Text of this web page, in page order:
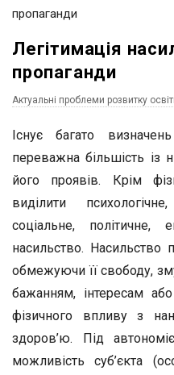
пропаганди
Легітимація
пропаганди
Актуальні проблеми розвитку
Існує багато
переважна більшість із
його проявів. Крім
виділити
соціальне, політичне,
насильство.
обмежуючи її свободу,
бажанням, інтересам
фізичного впливу з
здоров’ю. Під
можливість суб’єкта